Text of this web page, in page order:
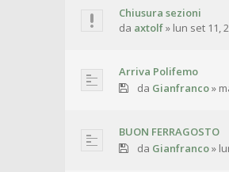
Chiusura sezioni
da axtolf» lun set 11,
Arriva Polifemo
da Gianfranco»
BUON FERRAGOSTO
da Gianfranco»